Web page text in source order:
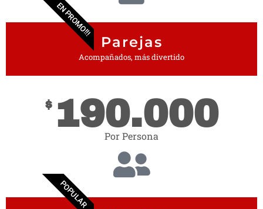
EN PROMO!!!
Parejas
Acompañados, más divertido
$ 190.000
Por Persona
POPULAR